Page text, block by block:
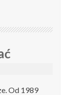
Od 1989